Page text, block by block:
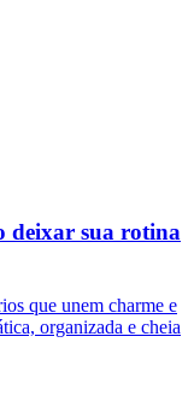
deixar sua rotina
que unem charme e
organizada e cheia